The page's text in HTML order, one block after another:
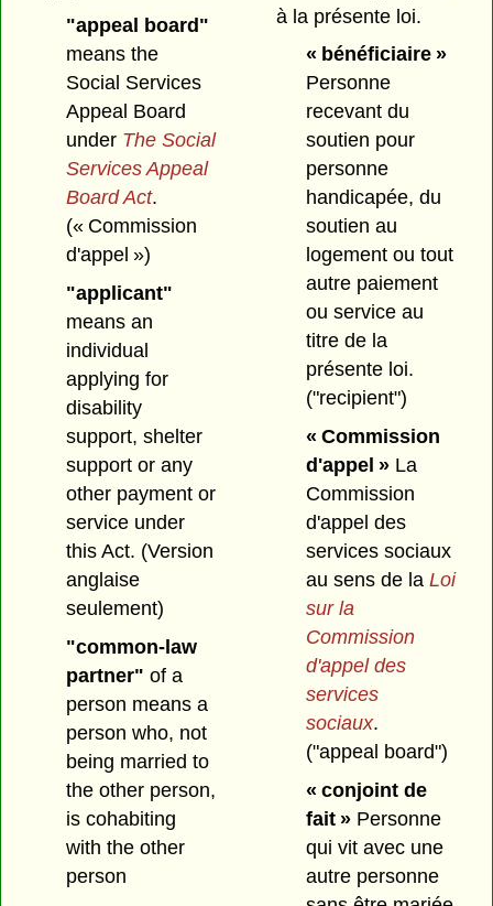
"appeal board"
means the
Social Services
Appeal Board
under The Social
Services Appeal
Board Act.
(« Commission
d'appel »)
"applicant"
means an
individual
applying for
disability
support, shelter
support or any
other payment or
service under
this Act. (Version
anglaise
seulement)
"common-law
partner" of a
person means a
person who, not
being married to
the other person,
is cohabiting
with the other
person
à la présente loi.
« bénéficiaire »
Personne
recevant du
soutien pour
personne
handicapée, du
soutien au
logement ou tout
autre paiement
ou service au
titre de la
présente loi.
("recipient")
« Commission
d'appel »La
Commission
d'appel des
services sociaux
au sens de la Loi
sur la
Commission
d'appel des
services
sociaux.
("appeal board")
« conjoint de
fait »Personne
qui vit avec une
autre personne